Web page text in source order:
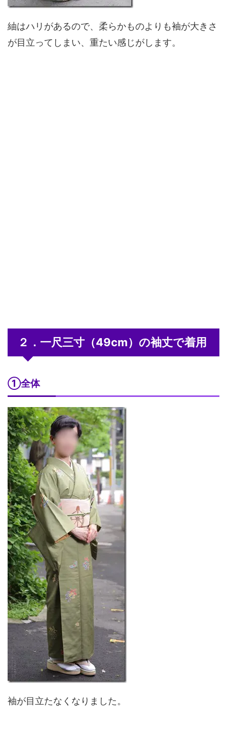
紬はハリがあるので、柔らかものよりも袖が大きさ
が目立ってしまい、重たい感じがします。
２．一尺三寸（49cm）の袖丈で着用
①全体
袖が目立たなくなりました。